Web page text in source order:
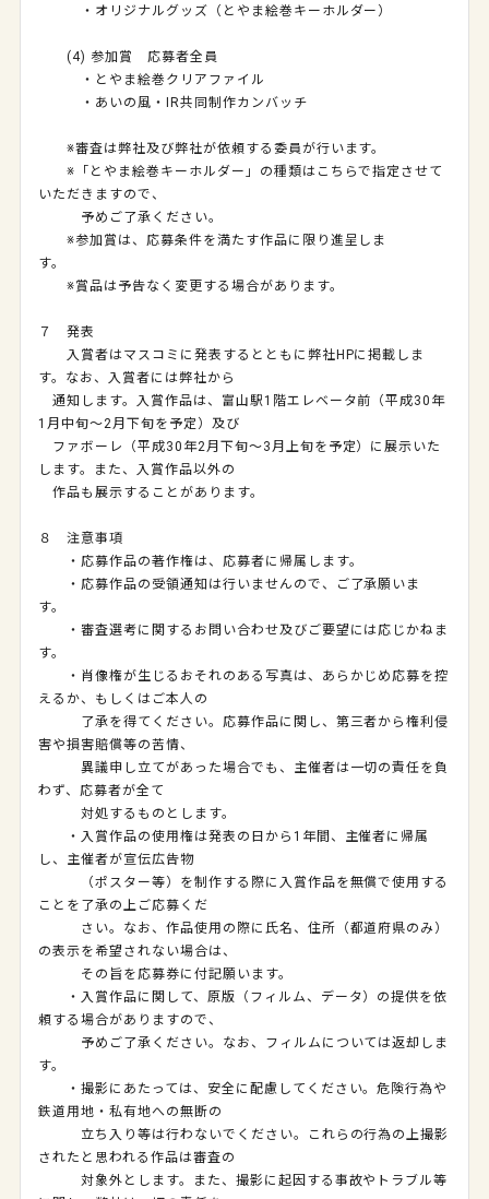
・オリジナルグッズ（とやま絵巻キーホルダー）
(4)参加賞 応募者全員
・とやま絵巻クリアファイル
・あいの風・IR共同制作カンバッチ
※審査は弊社及び弊社が依頼する委員が行います。
※「とやま絵巻キーホルダー」の種類はこちらで指定させて
いただきますので、
予めご了承ください。
※参加賞は、応募条件を満たす作品に限り進呈しま
す。
※賞品は予告なく変更する場合があります。
７ 発表
入賞者はマスコミに発表するとともに弊社HPに掲載しま
す。なお、入賞者には弊社から
通知します。入賞作品は、富山駅 1 階エレベータ前（平成30 年
1 月中旬～2 月下旬を予定）及び
ファボーレ（平成30 年2 月下旬～3 月上旬を予定）に展示いた
します。また、入賞作品以外の
作品も展示することがあります。
８ 注意事項
・応募作品の著作権は、応募者に帰属します。
・応募作品の受領通知は行いませんので、ご了承願いま
す。
・審査選考に関するお問い合わせ及びご要望には応じかねま
す。
・肖像権が生じるおそれのある写真は、あらかじめ応募を控
えるか、もしくはご本人の
了承を得てください。応募作品に関し、第三者から権利侵
害や損害賠償等の苦情、
異議申し立てがあった場合でも、主催者は一切の責任を負
わず、応募者が全て
対処するものとします。
・入賞作品の使用権は発表の日から 1 年間、主催者に帰属
し、主催者が宣伝広告物
（ポスター等）を制作する際に 入賞作品を無償で使用する
ことを了承の上ご応募くだ
さい。なお、作品使用の際に氏名、住所（都道府県のみ）
の表示を希望されない場合は、
その旨を応募券に付記願います。
・入賞作品に関して、原版（フィルム、データ）の提供を依
頼する場合がありますので、
予めご了承ください。なお、フィルムについては返却しま
す。
・撮影にあたっては、安全に配慮してください。危険行為や
鉄道用地・私有地への無断の
立ち入り等は行わないでください。これらの行為の上撮影
されたと思われる作品は審査の
対象外とします。また、撮影に起因する事故やトラブル等